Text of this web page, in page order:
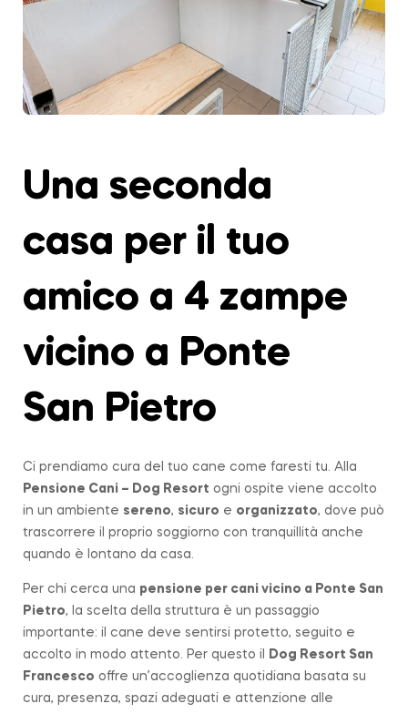
Una seconda
casa per il tuo
amico a 4 zampe
vicino a Ponte
San Pietro
Ci prendiamo cura del tuo cane come faresti tu. Alla
Pensione Cani – Dog Resort ogni ospite viene accolto
in un ambiente sereno, sicuro e organizzato, dove può
trascorrere il proprio soggiorno con tranquillità anche
quando è lontano da casa.
Per chi cerca una pensione per cani vicino a Ponte San
Pietro, la scelta della struttura è un passaggio
importante: il cane deve sentirsi protetto, seguito e
accolto in modo attento. Per questo il
Dog Resort San
Francesco offre un’accoglienza quotidiana basata su
cura, presenza, spazi adeguati e attenzione alle